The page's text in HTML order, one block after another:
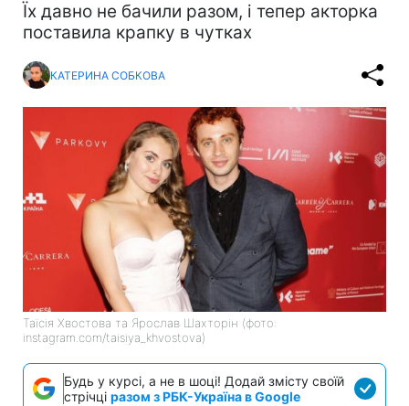
Їх давно не бачили разом, і тепер акторка
поставила крапку в чутках
КАТЕРИНА СОБКОВА
Таїсія Хвостова та Ярослав Шахторін (фото:
instagram.com/taisiya_khvostova)
Будь у курсі, а не в шоці! Додай змісту своїй
стрічці разом з РБК-Україна в Google